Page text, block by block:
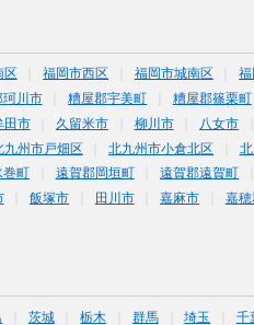
区 福岡市西区 福岡市城南区 福
珂川市 糟屋郡宇美町 糟屋郡篠栗町
田市 久留米市 柳川市 八女市
九州市戸畑区 北九州市小倉北区
町 遠賀郡岡垣町 遠賀郡遠賀町
飯塚市 田川市 嘉麻市 嘉穂
茨城 栃木 群馬 埼玉 千